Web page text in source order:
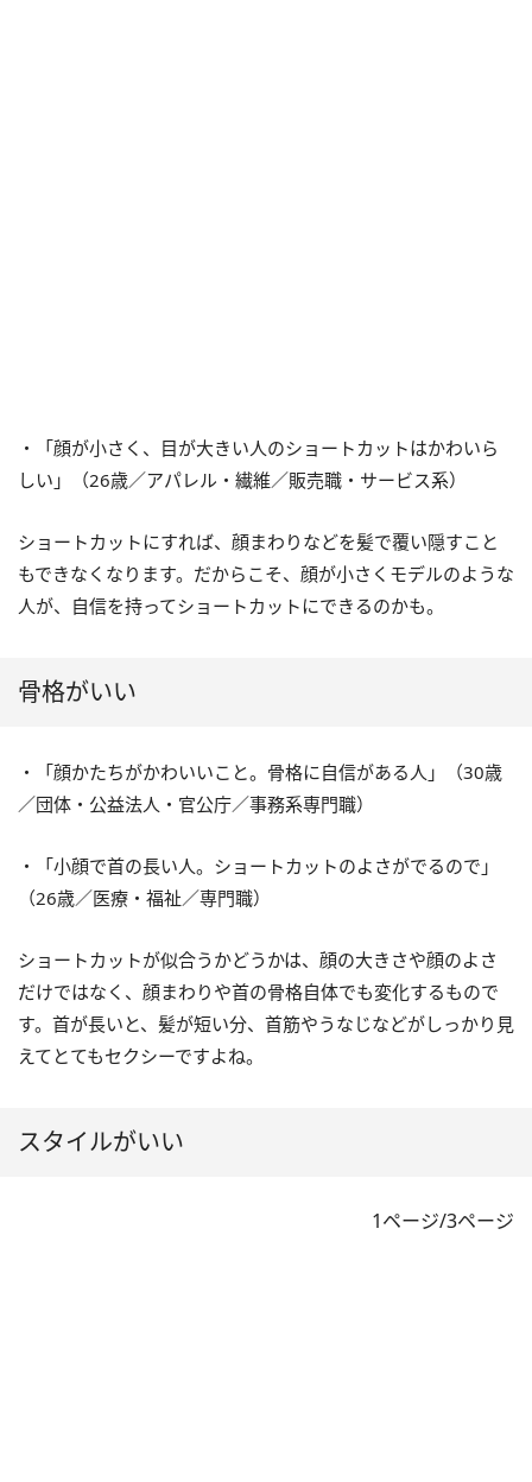
・「顔が小さく、目が大きい人のショートカットはかわいら
しい」（26歳／アパレル・繊維／販売職・サービス系）
ショートカットにすれば、顔まわりなどを髪で覆い隠すこと
もできなくなります。だからこそ、顔が小さくモデルのような
人が、自信を持ってショートカットにできるのかも。
骨格がいい
・「顔かたちがかわいいこと。骨格に自信がある人」（30歳
／団体・公益法人・官公庁／事務系専門職）
・「小顔で首の長い人。ショートカットのよさがでるので」
（26歳／医療・福祉／専門職）
ショートカットが似合うかどうかは、顔の大きさや顔のよさ
だけではなく、顔まわりや首の骨格自体でも変化するもので
す。首が長いと、髪が短い分、首筋やうなじなどがしっかり見
えてとてもセクシーですよね。
スタイルがいい
1ページ/3ページ